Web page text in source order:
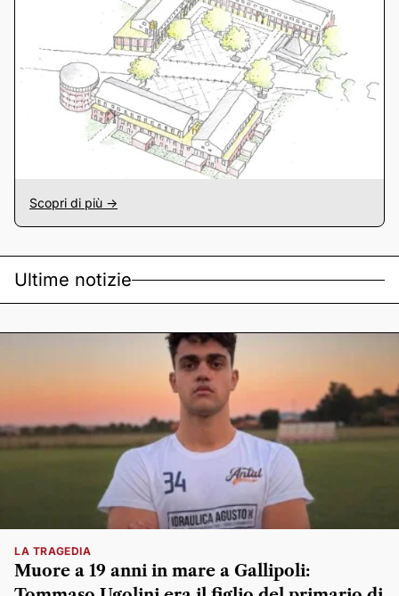
Scopri di più ->
Ultime notizie
LA TRAGEDIA
Muore a 19 anni in mare a Gallipoli: